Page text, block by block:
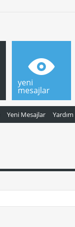
Yeni Mesajlar Yardım
yeni
mesajlar